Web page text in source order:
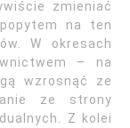
zmieniać
na ten
W okresach
– na
wzrosnąć ze
ze strony
Z kolei